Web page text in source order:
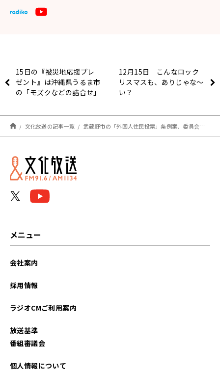
15日の『被災地応援プレ
ゼント』は沖縄県うるま市
の「モズクなどの詰合せ」
ドＳＡＫＩＤＯＲＩ」
12月15日 こんなロック
リスマスも、ありじゃな～
い？
文化放送の記事一覧 武蔵野市の「外国人住民投票」条例案、委員会可決 多様性生かせるか？ ～12月15日「おはよう寺ちゃん」
メニュー
会社案内
採用情報
ラジオCMご利用案内
放送基準
番組審議会
個人情報について